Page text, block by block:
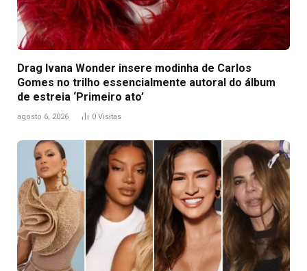
Drag Ivana Wonder insere modinha de Carlos
Gomes no trilho essencialmente autoral do álbum
de estreia ‘Primeiro ato’
agosto 6, 2026 0 Visitas